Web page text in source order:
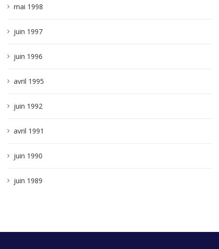
mai 1998
juin 1997
juin 1996
avril 1995
juin 1992
avril 1991
juin 1990
juin 1989